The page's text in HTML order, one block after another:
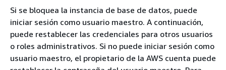
Si se bloquea la instancia de base de datos, puede
iniciar sesión como usuario maestro. A continuación,
puede restablecer las credenciales para otros usuarios
o roles administrativos. Si no puede iniciar sesión como
usuario maestro, el propietario de la AWS cuenta puede